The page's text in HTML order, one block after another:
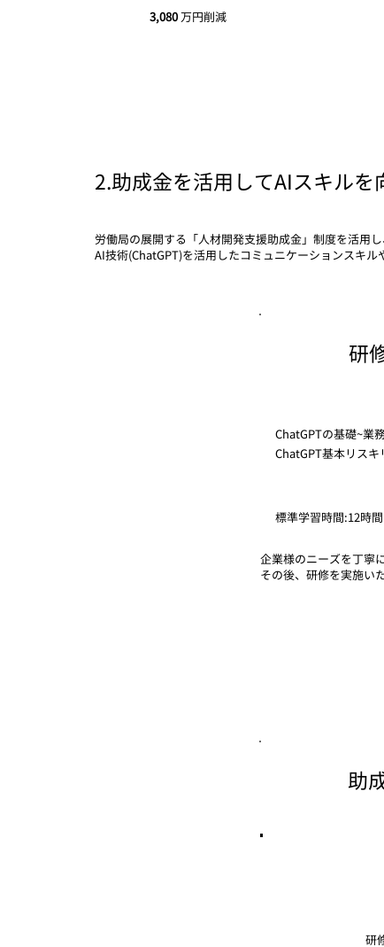
3,080万円削減
​2.助成金を活用してAIスキルを
労働局の展開する「人材開発支援助成金」制度を活用
AI技術(ChatGPT)を活用したコミュニケーションスキ
助
研
研
ChatGPTの基礎~業
ChatGPT基本リスキ
標準学習時間:12時
企業様のニーズを丁寧
その後、研修を実施い